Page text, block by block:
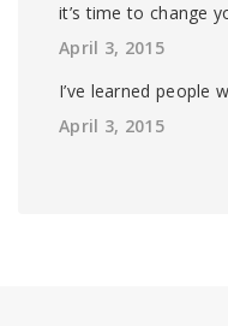
it’s time to change
April 3, 2015
I’ve learned people
April 3, 2015